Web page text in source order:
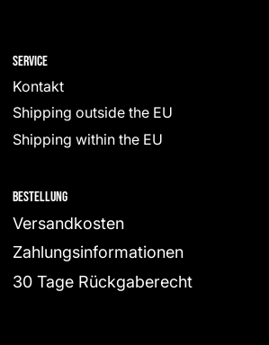
Service
Kontakt
Shipping outside the EU
Shipping within the EU
Bestellung
Versandkosten
Zahlungsinformationen
30 Tage Rückgaberecht